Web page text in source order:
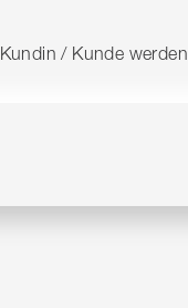
Kundin / Kunde werden